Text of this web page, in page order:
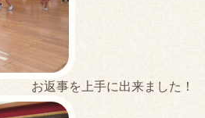
返事を上手に出来ました！